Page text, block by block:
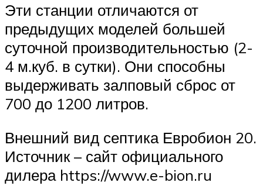
Эти станции отличаются от
предыдущих моделей большей
суточной производительностью (2-
4 м.куб. в сутки). Они способны
выдерживать залповый сброс от
700 до 1200 литров.
Внешний вид септика Евробион 20.
Источник – сайт официального
дилера https://www.e-bion.ru